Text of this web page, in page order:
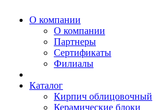
О компании
О компании
Партнеры
Сертификаты
Филиалы
Каталог
Кирпич облицовочный
Керамические блоки